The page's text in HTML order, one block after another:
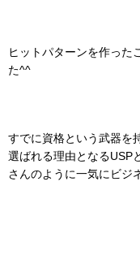
ヒットパターンを作った
た^^
すでに資格という武器を
選ばれる理由となるUSP
さんのように一気にビジ